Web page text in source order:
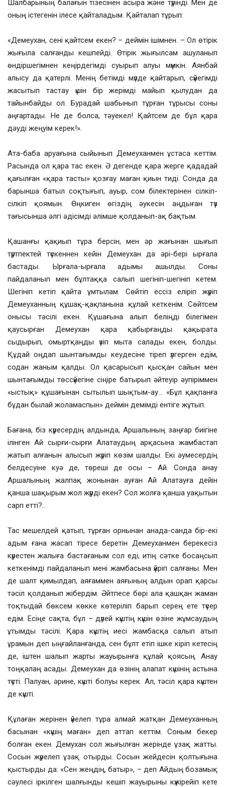
Шалбарының балағын тізесінен асыра және түрінді. Мен де
оның істегенін ілесе қайталадым. Қайталап тұрып:
«Демеухан, сені қайтсем екен? – деймін ішімнен. – Ол өтірік
жығыла салғанды кешпейді. Өтірік жығылсам ашуланып
өндіршегімнен кеңірдегімді суырып алуы мүмкін. Аянбай
алысу да қатерлі. Менің бетімді мүлде қайтарып, сүйегімді
жасытып тастау үшін бір жерімді майып қылудан да
тайынбайды ол. Бурадай шабынып тұрған тұрысы соны
аңғартады. Не де болса, тәуекел! Қайтсем де бұл қара
дәуді жеңуім керек!».
Ата-баба аруағына сыйынып Демеуханмен ұстаса кеттім.
Расында ол қара тас екен. Ә дегенде қара жерге қададай
қағылған «қара тасты» қозғау маған қиын тиді. Сонда да
барынша батыл соқтығып, ауыр, сом білектерінен сілкіп-
сілкіп қоямын. Өңкиген өгіздің әукесін аңдыған түз
тағысынша әлгі әдісімді әлімше қолданып-ақ бақтым.
Қашанғы қақиып тұра берсін, мен әр жағынан шығып
түртпектей түскеннен кейін Демеухан да әрі-бері ырғала
бастады. Ырғала-ырғала адымы ашылды. Соны
пайдаланып мен бұлтаққа салып шегініп-шегініп кетем.
Шегініп кетіп қайта ұмтылам. Сөйтіп ессіз еліріп жүріп
Демеуханның құшақ-қақпанына құлай кеткенім. Сөйтсем
онысы тәсілі екен. Құшағына алып беліңді білегімен
қаусырған Демеухан қара қабырғаңды қақырата
сыдырып, омыртқаңды үзіп мыта салады екен, болды.
Құдай оңдап шынтағымды кеудесіне тіреп үлгерген едім,
содан жаным қалды. Ол қасарысып қысқан сайын мен
шынтағымды төссүйегіне сіңіре батырып әйтеуір әупіріммен
«ыстық» құшағынан сытылып шықтым-ау… «Бұл қақпанға
бұдан былай жоламаспын» деймін демімді ентіге жұтып.
Бағана, біз күресердің алдында, Аршалының заңғар биігіне
ілінген Ай сырғи-сырғи Алатаудың арқасына жамбастап
жатып алғанын алысып жүріп көзім шалды. Екі әумесердің
белдесуіне куә де, төреші де осы – Ай. Сонда анау
Аршалының жалпақ жонынан ауған Ай Алатауға дейін
қанша шақырым жол жүрді екен? Сол жолға қанша уақытын
сарп етті?..
Тас мешелдей қатып, тұрған орнынан анада-санда бір-екі
адым ғана жасап тіресе беретін Демеуханмен берекесіз
күрестен жалыға бастағаным сол еді, итің сәтке босаңсып
кеткенімді пайдаланып мені жамбасына үйріп салғаны. Мен
де шалт қимылдап, аяғаммен аяғының алдын орап қарсы
тәсіл қолданып жібердім. Әйтпесе бөрі ала қашқан жаман
тоқтыдай бөксем көкке көтеріліп барып серең ете түсер
едім. Есіңе сақта, бұл – дүлей күштің күшін өзіне жұмсаудың
ұтымды тәсілі. Қара күштің иесі жамбасқа салып атып
ұрамын деп ыңғайланғанда, сен бұлт етіп ішке кіріп кетесің
де, іштен шалып жарты жауырынға құлай қоясың. Анау
тоңқалаң асады. Демеухан да өзінің алапат күшінің астына
түсті. Палуан, әрине, күшті болуы керек. Ал, тәсіл қара күштен
де күшті.
Құлаған жерінен үйелеп тұра алмай жатқан Демеуханның
басынан «күшің маған» деп аттап кеттім. Соным бекер
болған екен. Демухан сол жығылған жерінде ұзақ жатты.
Сосын жүрелеп ұзақ отырды. Сосын жейдесін қолтығына
қыстырды да: «Сен жеңдің, батыр», – деп Айдың бозамық
сәулесі іркілген шалғынды кешіп жауырыны күжірейіп кете